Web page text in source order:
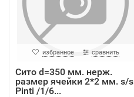
избранное сравнить
Сито d=350 мм. нерж.
размер ячейки 2*2 мм. s/s
Pinti /1/6...